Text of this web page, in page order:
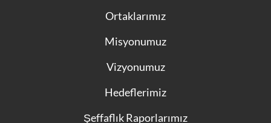
Ortaklarımız
Misyonumuz
Vizyonumuz
Hedeflerimiz
Şeffaflık Raporlarımız